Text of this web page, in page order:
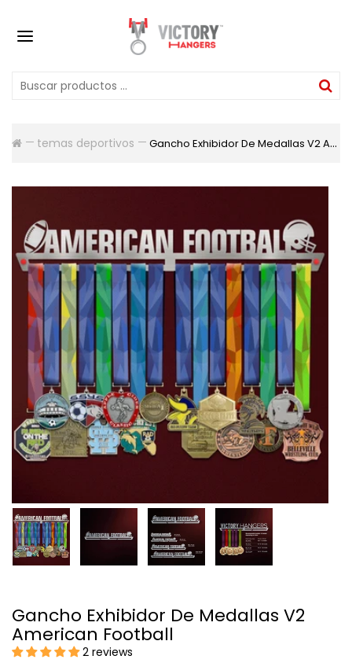
temas deportivos Gancho Exhibidor De Medallas V2 American Football
Gancho Exhibidor De Medallas V2
American Football
2 reviews